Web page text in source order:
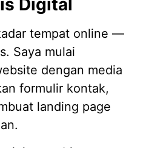
Digital
tempat online —
Saya mulai
dengan media
formulir kontak,
landing page